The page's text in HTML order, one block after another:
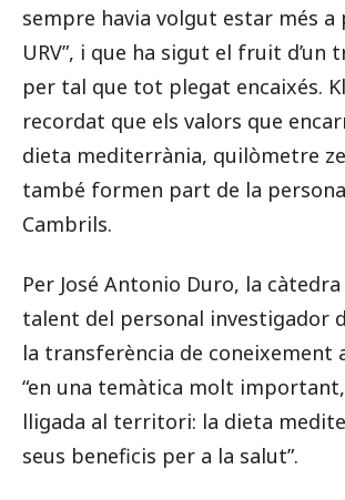
sempre havia volgut estar més a
URV”, i que ha sigut el fruit d’un
per tal que tot plegat encaixés.
recordat que els valors que
dieta mediterrània, quilòmetre
també formen part de la
Cambrils.
Per José Antonio Duro, la
talent del personal investigador
la transferència de coneixement
“en una temàtica molt
lligada al territori: la dieta
seus beneficis per a la salut”.